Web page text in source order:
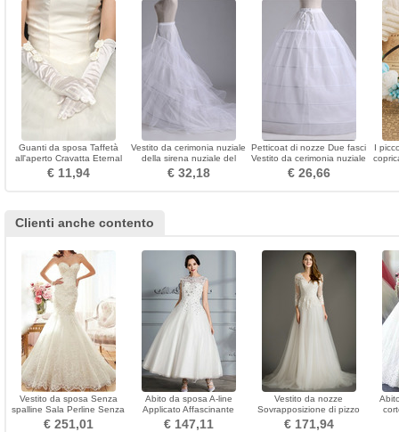
Guanti da sposa Taffetà
all'aperto Cravatta Eternal
Bow
€ 11,94
Vestito da cerimonia nuziale
della sirena nuziale del
trifoglio di cerimonia nuziale
Tre perimetro
€ 32,18
Petticoat di nozze Due fasci
Vestito da cerimonia nuziale
netto lungo lungo Sei bordi
€ 26,66
I
Clienti anche contento
Vestito da sposa Senza
spalline Sala Perline Senza
maniche Autunno
€ 251,01
Abito da sposa A-line
Applicato Affascinante
Ciondolo accentato gioiello
€ 147,11
Vestito da nozze
Sovrapposizione di pizzo
Elegante All Aperto
€ 171,94